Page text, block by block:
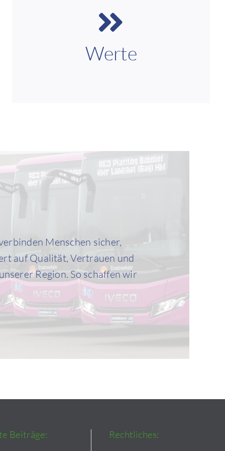
Werte
Zuverlässigkeit und Pünktlichkeit im Fokus, damit
jede Fahrt sicher und termingerecht erfolgt. Als
regional verbundenes Unternehmen handeln wir
verantwortungsbewusst und legen großen Wert
Menschen sicher,
auf Qualität, Vertrauen und
Region. So schaffen wir
Beiträge: Rechtliches: